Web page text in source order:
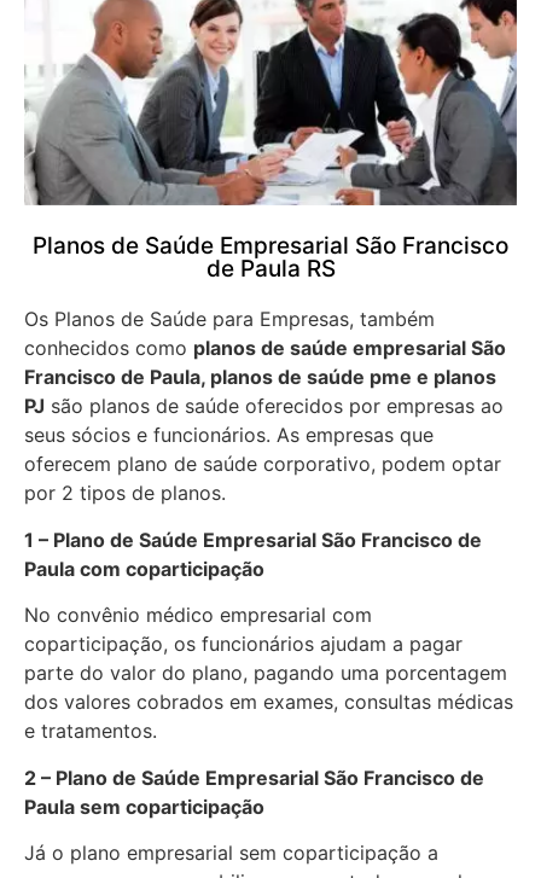
Planos de Saúde Empresarial São Francisco
de Paula RS
Os Planos de Saúde para Empresas, também
conhecidos como planos de saúde empresarial São
Francisco de Paula, planos de saúde pme e planos
PJ são planos de saúde oferecidos por empresas ao
seus sócios e funcionários. As empresas que
oferecem plano de saúde corporativo, podem optar
por 2 tipos de planos.
1 – Plano de Saúde Empresarial São Francisco de
Paula com coparticipação
No convênio médico empresarial com
coparticipação, os funcionários ajudam a pagar
parte do valor do plano, pagando uma porcentagem
dos valores cobrados em exames, consultas médicas
e tratamentos.
2 – Plano de Saúde Empresarial São Francisco de
Paula sem coparticipação
Já o plano empresarial sem coparticipação a